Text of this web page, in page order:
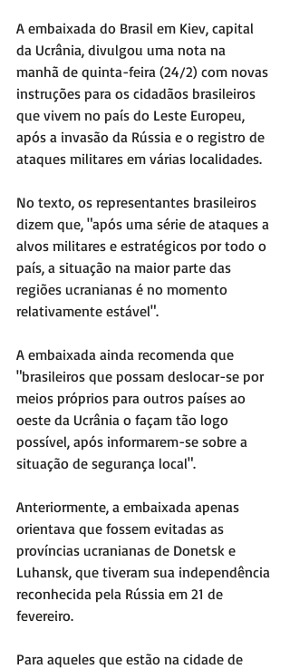
A embaixada do Brasil em Kiev, capital
da Ucrânia, divulgou uma nota na
manhã de quinta-feira (24/2) com novas
instruções para os cidadãos brasileiros
que vivem no país do Leste Europeu,
após a invasão da Rússia e o registro de
ataques militares em várias localidades.
No texto, os representantes brasileiros
dizem que, "após uma série de ataques a
alvos militares e estratégicos por todo o
país, a situação na maior parte das
regiões ucranianas é no momento
relativamente estável".
A embaixada ainda recomenda que
"brasileiros que possam deslocar-se por
meios próprios para outros países ao
oeste da Ucrânia o façam tão logo
possível, após informarem-se sobre a
situação de segurança local".
Anteriormente, a embaixada apenas
orientava que fossem evitadas as
províncias ucranianas de Donetsk e
Luhansk, que tiveram sua independência
reconhecida pela Rússia em 21 de
fevereiro.
Para aqueles que estão na cidade de